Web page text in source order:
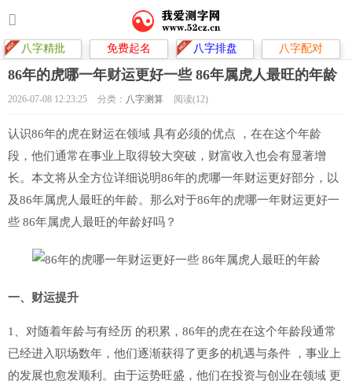
八字精批 免费起名 八字排盘 八字配对
86年的虎哪一年财运更好一些 86年属虎人最旺的年龄
2026-07-08 12:23:25 分类： 八字测算 阅读(12)
认识86年的虎在财运在领域 具有必须的优点 ，在在这个年龄
段，他们通常在事业上取得较大突破，财富收入也会有显著增
长。本文将从全方位详细说明86年的虎哪一年财运更好部分，以
及86年属虎人最旺的年龄。那么对于86年的虎哪一年财运更好一
些 86年属虎人最旺的年龄好吗？
一、财运提升
1、对随着年龄与有经历 的积累，86年的虎在在这个年龄段通常
已经进入职场数年，他们逐渐获得了更多的机遇与条件 ，事业上
的发展也愈发顺利。由于运势旺盛，他们在投资与创业在领域 更